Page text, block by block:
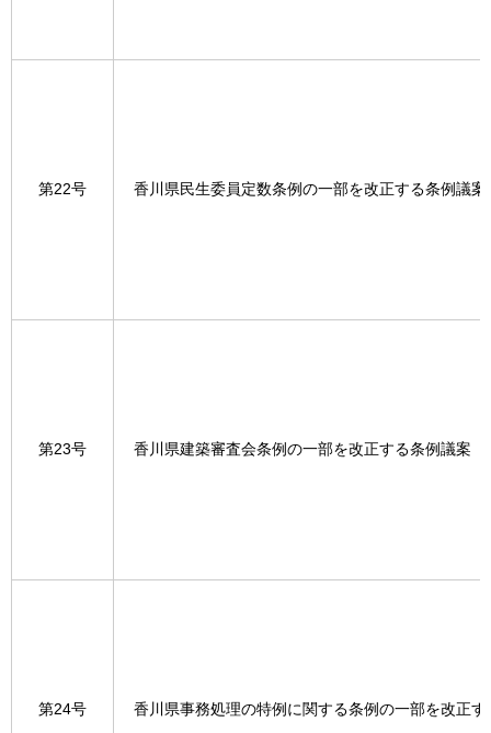
第22号 香川県民生委員定数条例の一部を改正する条例議案
第23号 香川県建築審査会条例の一部を改正する条例議案
第24号 香川県事務処理の特例に関する条例の一部を改正す